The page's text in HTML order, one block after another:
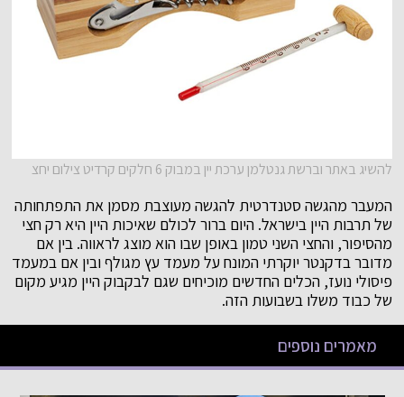
להשיג באתר וברשת גנטלמן ערכת יין במבוק 6 חלקים קרדיט צילום יחצ
המעבר מהגשה סטנדרטית להגשה מעוצבת מסמן את התפתחותה
של תרבות היין בישראל. היום ברור לכולם שאיכות היין היא רק חצי
מהסיפור, והחצי השני טמון באופן שבו הוא מוצג לראווה. בין אם
מדובר בדקנטר יוקרתי המונח על מעמד עץ מגולף ובין אם במעמד
פיסולי נועז, הכלים החדשים מוכיחים שגם לבקבוק היין מגיע מקום
של כבוד משלו בשבועות הזה.
מאמרים נוספים